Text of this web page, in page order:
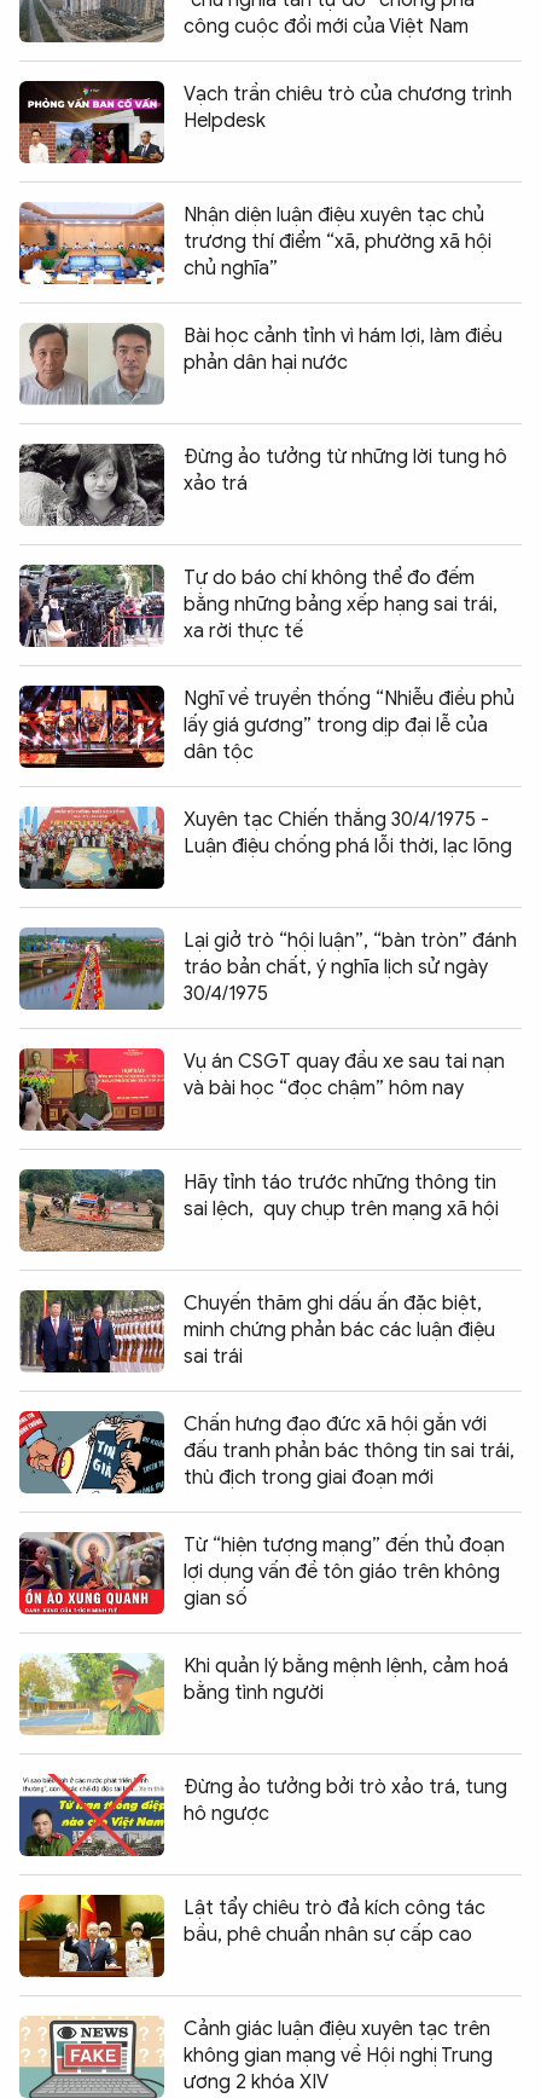
Chia sẻ:
công cuộc đổi mới của Việt Nam
Vạch trần chiêu trò của chương trình
Helpdesk
Nhận diện luận điệu xuyên tạc chủ
trương thí điểm “xã, phường xã hội
chủ nghĩa”
Bài học cảnh tỉnh vì hám lợi, làm điều
phản dân hại nước
Đừng ảo tưởng từ những lời tung hô
xảo trá
Tự do báo chí không thể đo đếm
bằng những bảng xếp hạng sai trái,
xa rời thực tế
Nghĩ về truyền thống “Nhiễu điều phủ
lấy giá gương” trong dịp đại lễ của
dân tộc
Xuyên tạc Chiến thắng 30/4/1975 -
Luận điệu chống phá lỗi thời, lạc lõng
Lại giở trò “hội luận”, “bàn tròn” đánh
tráo bản chất, ý nghĩa lịch sử ngày
30/4/1975
Vụ án CSGT quay đầu xe sau tai nạn
và bài học “đọc chậm” hôm nay
Hãy tỉnh táo trước những thông tin
sai lệch, quy chụp trên mạng xã hội
Chuyến thăm ghi dấu ấn đặc biệt,
minh chứng phản bác các luận điệu
sai trái
Chấn hưng đạo đức xã hội gắn với
đấu tranh phản bác thông tin sai trái,
thù địch trong giai đoạn mới
Từ “hiện tượng mạng” đến thủ đoạn
lợi dụng vấn đề tôn giáo trên không
gian số
Khi quản lý bằng mệnh lệnh, cảm hoá
bằng tình người
Đừng ảo tưởng bởi trò xảo trá, tung
hô ngược
Lật tẩy chiêu trò đả kích công tác
bầu, phê chuẩn nhân sự cấp cao
Cảnh giác luận điệu xuyên tạc trên
không gian mạng về Hội nghị Trung
ương 2 khóa XIV